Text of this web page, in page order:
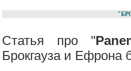
Статья про "
Брокгауза и Ефрона